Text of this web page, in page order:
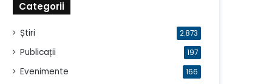
Categorii
Știri 2.873
Publicații 197
Evenimente 166